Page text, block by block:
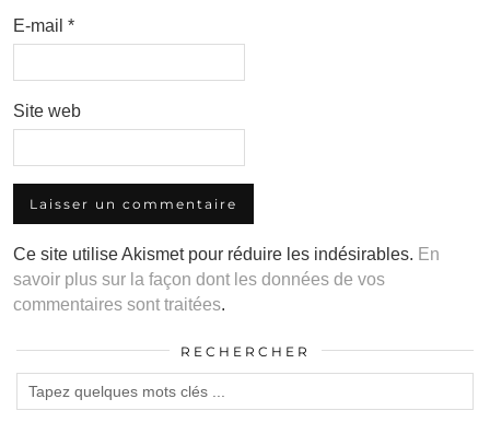
E-mail *
Site web
Ce site utilise Akismet pour réduire les indésirables. En
savoir plus sur la façon dont les données de vos
commentaires sont traitées.
RECHERCHER